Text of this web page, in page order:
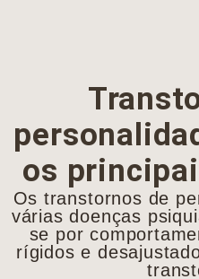
os
Os transtornos de
várias doenças
se por
rígidos e